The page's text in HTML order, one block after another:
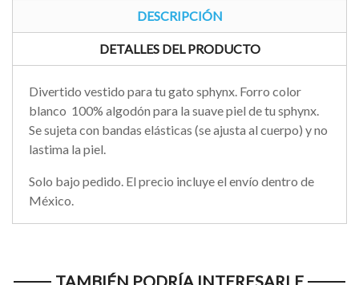
DESCRIPCIÓN
DETALLES DEL PRODUCTO
Divertido vestido para tu gato sphynx. Forro color
blanco 100% algodón para la suave piel de tu sphynx.
Se sujeta con bandas elásticas (se ajusta al cuerpo) y no
lastima la piel.
Solo bajo pedido. El precio incluye el envío dentro de
México.